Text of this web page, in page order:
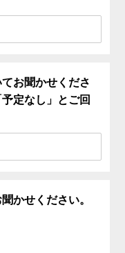
お聞かせくださ
定なし」とご回
かせください。